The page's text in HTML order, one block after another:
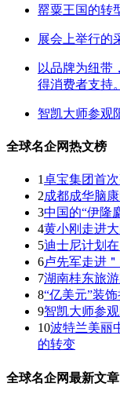
罂粟王国的转
展会上举行的
以品牌为纽带
得消费者支持。
智凯大师参观
全球名企网热文榜
1卓宝集团首
2成都成华脑
3中国的“伊隆
4黄小刚走进
5迪士尼计划
6卢先军走进
7湖南桂东旅
8“亿美元”装
9智凯大师参
10波特兰美丽
的转变
全球名企网最新文章